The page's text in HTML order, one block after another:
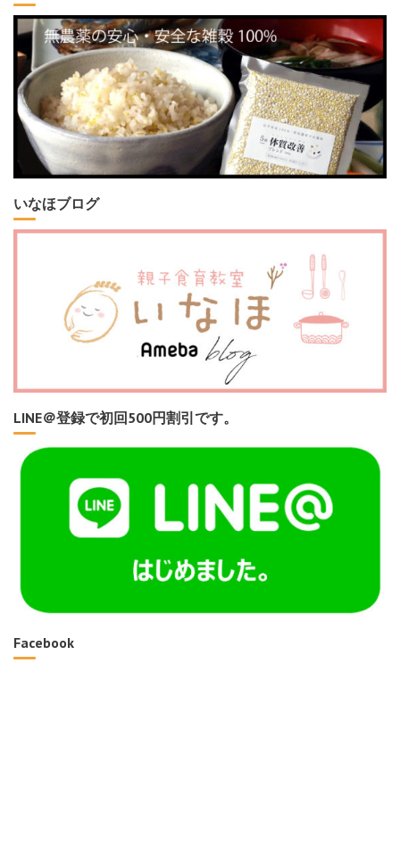
いなほブログ
LINE＠登録で初回500円割引です。
Facebook